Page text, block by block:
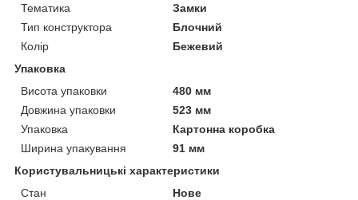
Тематика
Замки
Тип конструктора
Блочний
Колір
Бежевий
Упаковка
Висота упаковки
480 мм
Довжина упаковки
523 мм
Упаковка
Картонна коробка
Ширина упакування
91 мм
Користувальницькі характеристики
Стан
Нове